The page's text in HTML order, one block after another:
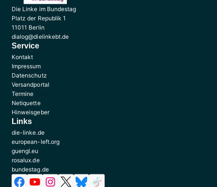
Die Linke im Bundestag
Platz der Republik 1
11011 Berlin
dialog@dielinkebt.de
Service
Kontakt
Impressum
Datenschutz
Versandportal
Termine
Netiquette
Hinweisgeber
Links
die-linke.de
european-left.org
guengl.eu
rosalux.de
bundestag.de